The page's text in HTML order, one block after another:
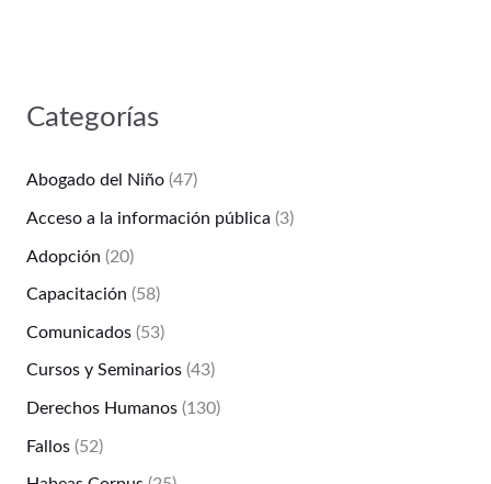
Categorías
Abogado del Niño(47)
Acceso a la información pública (3)
Adopción (20)
Capacitación (58)
Comunicados(53)
Cursos y Seminarios(43)
Derechos Humanos(130)
Fallos(52)